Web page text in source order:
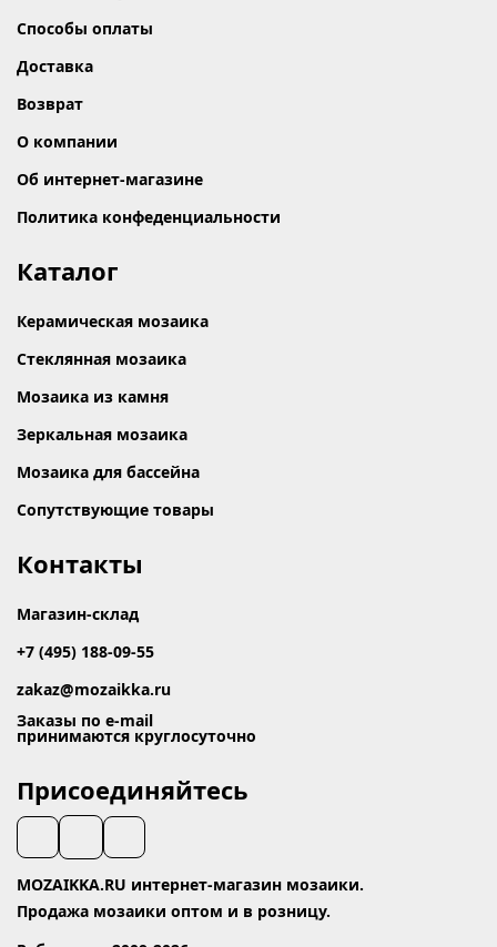
Способы оплаты
Доставка
Возврат
О компании
Об интернет-магазине
Политика конфеденциальности
Каталог
Керамическая мозаика
Стеклянная мозаика
Мозаика из камня
Зеркальная мозаика
Мозаика для бассейна
Сопутствующие товары
Контакты
Магазин-склад
+7 (495) 188-09-55
zakaz@mozaikka.ru
Заказы по e-mail
принимаются круглосуточно
Присоединяйтесь
MOZAIKKA.RU интернет-магазин мозаики.
Продажа мозаики оптом и в розницу.